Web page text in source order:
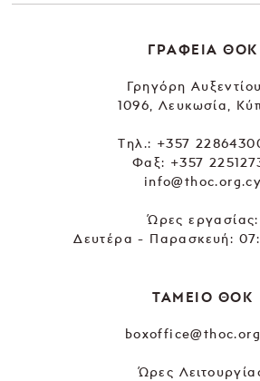
ΓΡΑΦΕΙΑ ΘΟΚ
Γρηγόρη
1096, Λευκωσία,
Tηλ.: +357
Φαξ: +357
info@thoc.org.cy
Ώρες εργασίας:
Δευτέρα - Παρασκευή:
ΤΑΜΕΙΟ ΘΟΚ
Ώρες